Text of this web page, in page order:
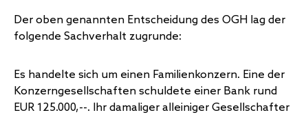
Der oben genannten Entscheidung des OGH lag der
folgende Sachverhalt zugrunde:
Es handelte sich um einen Familienkonzern. Eine der
Konzerngesellschaften schuldete einer Bank rund
EUR 125.000,--. Ihr damaliger alleiniger Gesellschafter